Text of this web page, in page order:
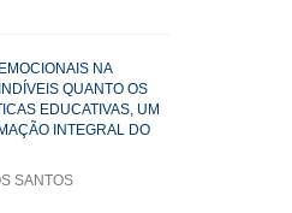
NA
QUANTO OS
EDUCATIVAS, UM
INTEGRAL DO
SANTOS